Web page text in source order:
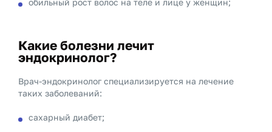
обильный рост волос на теле и лице у женщин;
Какие болезни лечит
эндокринолог?
Врач-эндокринолог специализируется на лечение
таких заболеваний:
сахарный диабет;